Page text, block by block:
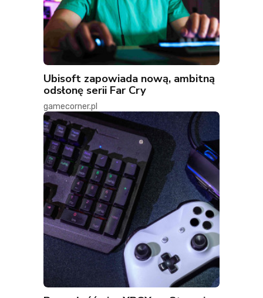
Ubisoft zapowiada nową, ambitną
odsłonę serii Far Cry
gamecorner.pl